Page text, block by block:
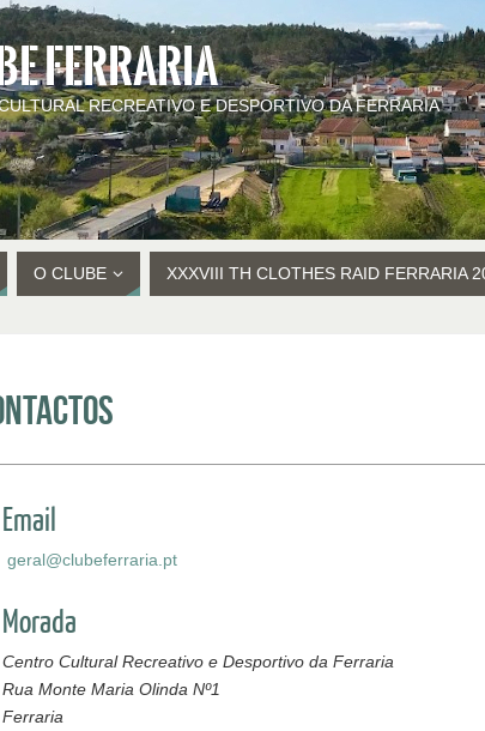
FERRARIA
RECREATIVO E DESPORTIVO DA FERRARIA
O CLUBE XXXVIII TH CLOTHES RAID FERRARIA
Email
geral@clubeferraria.pt
Morada
Centro Cultural Recreativo e Desportivo da Ferraria
Rua Monte Maria Olinda Nº1
Ferraria